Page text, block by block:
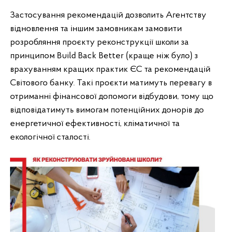
Застосування рекомендацій дозволить Агентству
відновлення та іншим замовникам замовити
розробляння проєкту реконструкції школи за
принципом Build Back Better (краще ніж було) з
врахуванням кращих практик ЄС та рекомендацій
Світового банку. Такі проєкти матимуть перевагу в
отриманні фінансової допомоги відбудови, тому що
відповідатимуть вимогам потенційних донорів до
енергетичної ефективності, кліматичної та
екологічної сталості.